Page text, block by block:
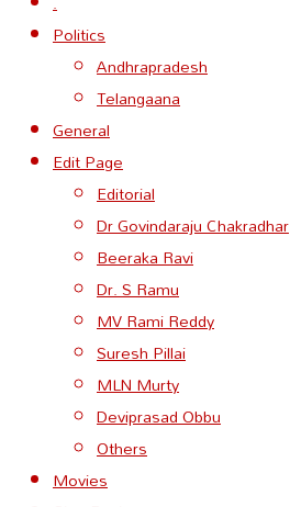
Politics
Andhrapradesh
Telangaana
General
Edit Page
Editorial
Dr Govindaraju Chakradhar
Beeraka Ravi
Dr. S Ramu
MV Rami Reddy
Suresh Pillai
MLN Murty
Deviprasad Obbu
Others
Movies